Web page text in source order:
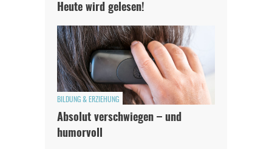
Heute wird gelesen!
BILDUNG & ERZIEHUNG
Absolut verschwiegen – und
humorvoll